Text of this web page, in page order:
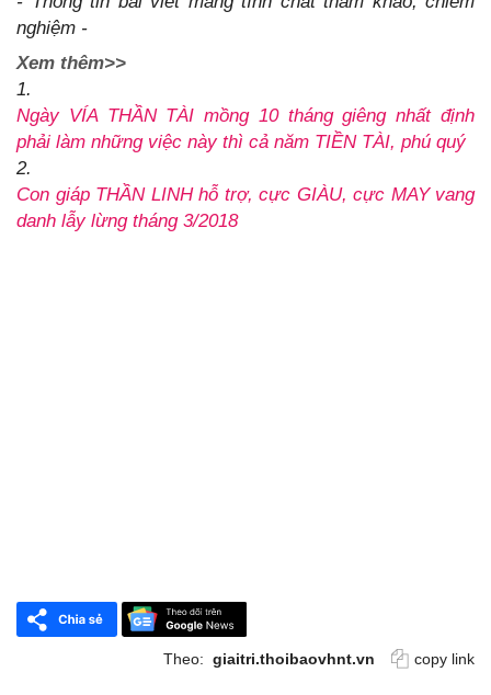
nghiệm -
Xem thêm>>
1.
Ngày VÍA THẦN TÀI mồng 10 tháng giêng nhất định
phải làm những việc này thì cả năm TIỀN TÀI, phú quý
2.
Con giáp THẦN LINH hỗ trợ, cực GIÀU, cực MAY vang
danh lẫy lừng tháng 3/2018
Theo: giaitri.thoibaovhnt.vn copy link